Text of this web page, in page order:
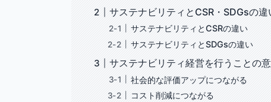
サステナビリティとCSR・SDGsの違
サステナビリティとCSRの違い
サステナビリティとSDGsの違い
サステナビリティ経営を行うことの
社会的な評価アップにつながる
コスト削減につながる